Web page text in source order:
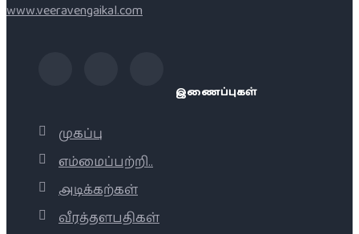
www.veeravengaikal.com
இணைப்புகள்
முகப்பு
எம்மைப்பற்றி..
அடிக்கற்கள்
வீரத்தளபதிகள்